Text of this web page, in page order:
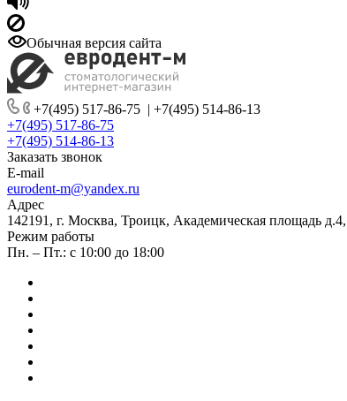
Обычная версия сайта
+7(495) 517-86-75 | +7(495) 514-86-13
+7(495) 517-86-75
+7(495) 514-86-13
Заказать звонок
E-mail
eurodent-m@yandex.ru
Адрес
142191, г. Москва, Троицк, Академическая площадь д.4,
Режим работы
Пн. – Пт.: с 10:00 до 18:00